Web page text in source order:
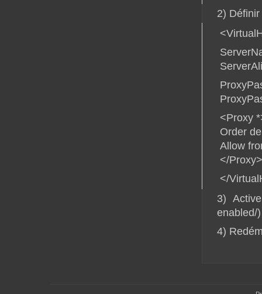
2)
<Proxy
Order
Allow
</Proxy>
</
3)
enabled/)
4)